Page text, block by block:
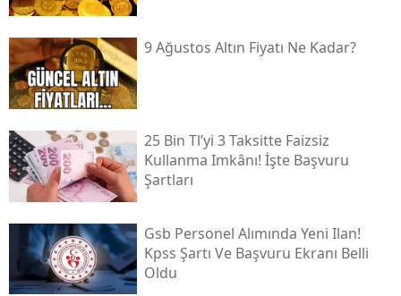
9 Ağustos Altın Fiyatı Ne Kadar?
25 Bin Tl’yi 3 Taksitte Faizsiz
Kullanma Imkânı! İşte Başvuru
Şartları
Gsb Personel Alımında Yeni Ilan!
Kpss Şartı Ve Başvuru Ekranı Belli
Oldu